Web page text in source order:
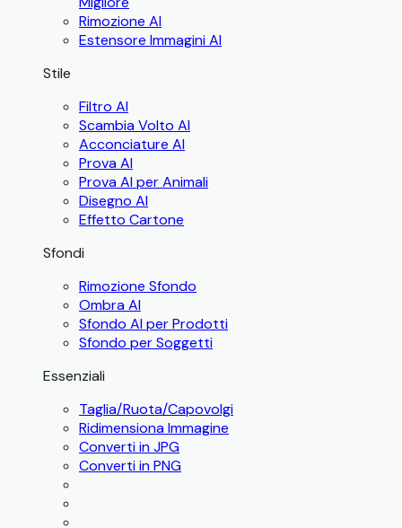
Rimozione AI
Estensore Immagini AI
Stile
Filtro AI
Scambia Volto AI
Acconciature AI
Prova AI
Prova AI per Animali
Disegno AI
Effetto Cartone
Sfondi
Rimozione Sfondo
Ombra AI
Sfondo AI per Prodotti
Sfondo per Soggetti
Essenziali
Taglia/Ruota/Capovolgi
Ridimensiona Immagine
Converti in JPG
Converti in PNG